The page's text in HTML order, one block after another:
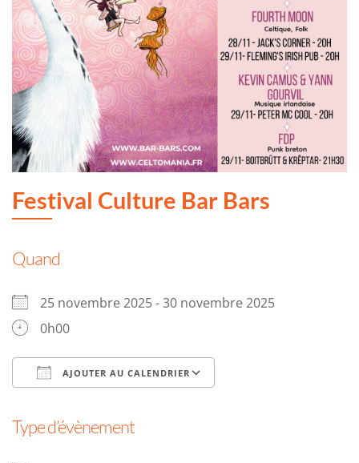
Festival Culture Bar Bars
Quand
25 novembre 2025 - 30 novembre 2025
0h00
AJOUTER AU CALENDRIER
Type d’évènement